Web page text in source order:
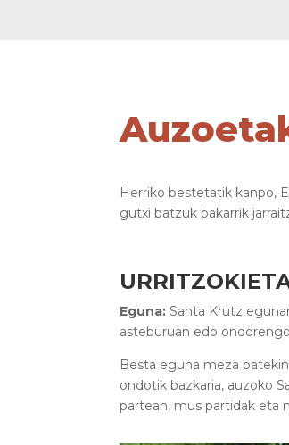
Herriko bestetatik kanpo,
gutxi batzuk bakarrik
Eguna: Santa Krutz
asteburuan edo
Besta eguna meza
ondotik bazkaria, auzoko
partean, mus partidak eta